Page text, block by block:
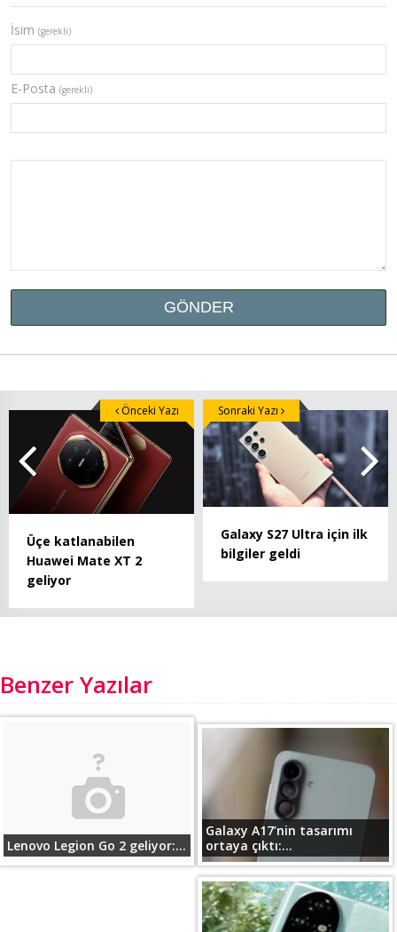
İsim (gerekli)
E-Posta (gerekli)
Üçe katlanabilen
Huawei Mate XT 2
geliyor
Önceki Yazı
Galaxy S27 Ultra için ilk
bilgiler geldi
Sonraki Yazı
Benzer Yazılar
Lenovo Legion Go 2 geliyor:...
Galaxy A17’nin tasarımı
ortaya çıktı:...